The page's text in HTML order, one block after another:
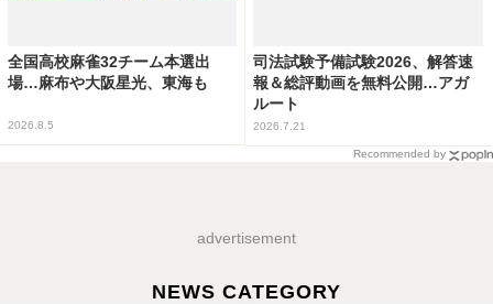
全国高校麻雀32チーム本選出
場…麻布や大阪星光、東海も
2026.8.5
司法試験予備試験2026、解答速
報＆総評動画を無料公開…アガ
ルート
2026.7.21
Recommended by
advertisement
NEWS CATEGORY